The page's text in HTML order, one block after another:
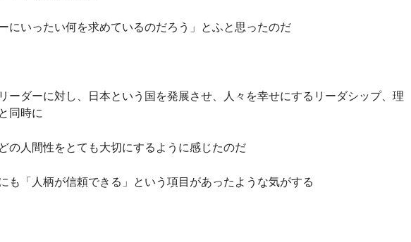
にいったい何を求めているのだろう」とふと思ったのだ
ーダーに対し、日本という国を発展させ、人々を幸せにするリーダシップ、理
同時に
の人間性をとても大切にするように感じたのだ
も「人柄が信頼できる」という項目があったような気がする